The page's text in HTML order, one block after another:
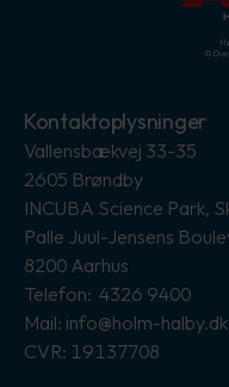
Kontaktoplysninger
Vallensbækvej 33-35
2605 Brøndby
INCUBA Science Park,
Palle Juul-Jensens
8200 Aarhus
Telefon: 4326 9400
Mail: info@holm-halby.dk
CVR: 19137708